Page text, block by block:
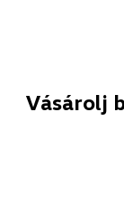
Vásárolj